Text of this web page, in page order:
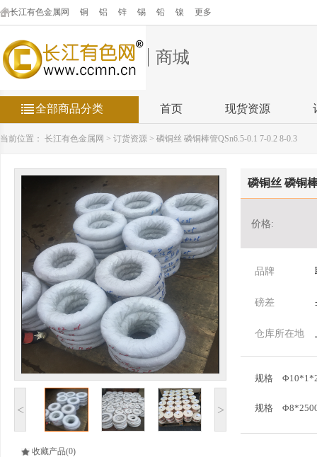
长江有色金属网 铜 铝 锌 锡 铅 镍 更多
商城
全部商品分类 首页 现货资源
当前位置： 长江有色金属网 > 订货资源 > 磷铜丝 磷铜棒管QSn6.5-0.1 7-0.2 8-0.3
< >
收藏产品(0)
磷铜丝 磷铜
价格:
品牌
磅差
仓库所在地
规格
规格